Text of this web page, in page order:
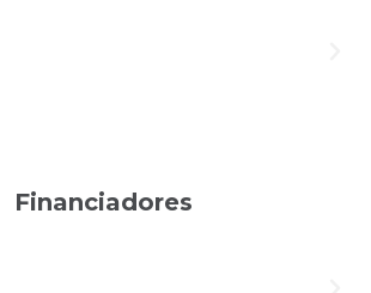
Financiadores